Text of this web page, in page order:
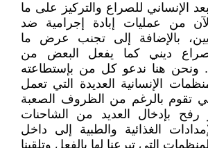
الإنساني للصراع والتركيز على ما
من عمليات إبادة إجرامية ضد
بالإضافة إلى تجنب عرض ما
ديني كما يفعل البعض من
ونحن هنا ندعو كل من بإستطاعته
الإنسانية العديدة التي تعمل
تقوم بالرغم من الظروف الصعبة
رفح بإدخال العديد من الشاحنات
الغذائية والطبية إلى داخل
التي تبرعنا لها بالفعل وتلقينا